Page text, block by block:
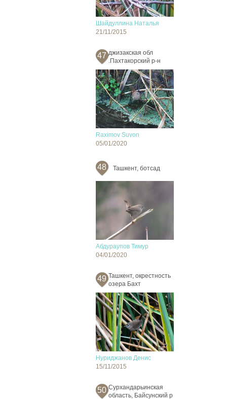
Шайдуллина Наталья
21/11/2015
47 джизакская обл
.Пахтакорский р-н
Raximov Suvon
05/01/2020
48 Ташкент, ботсад
Абдураупов Тимур
04/01/2020
49 Ташкент, окрестность
озера Бахт
Нуриджанов Денис
15/11/2015
50 Сурхандарьинская
область, Байсунский р